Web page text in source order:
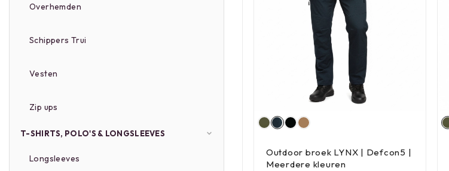
Overhemden
Schippers Trui
Vesten
Zip ups
T-SHIRTS, POLO'S & LONGSLEEVES
Longsleeves
Outdoor broek LYNX | Defcon5 |
Meerdere kleuren